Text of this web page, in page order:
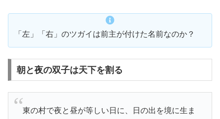
「左」「右」のツガイは前主が付けた名前なのか？
朝と夜の双子は天下を割る
東の村で夜と昼が等しい日に、日の出を境に生ま